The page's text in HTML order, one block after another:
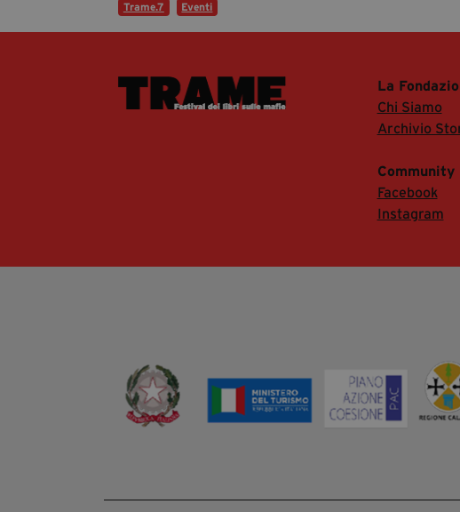
Trame.7 Eventi
La
Chi Siamo
Archivio
Community
Facebook
Instagram